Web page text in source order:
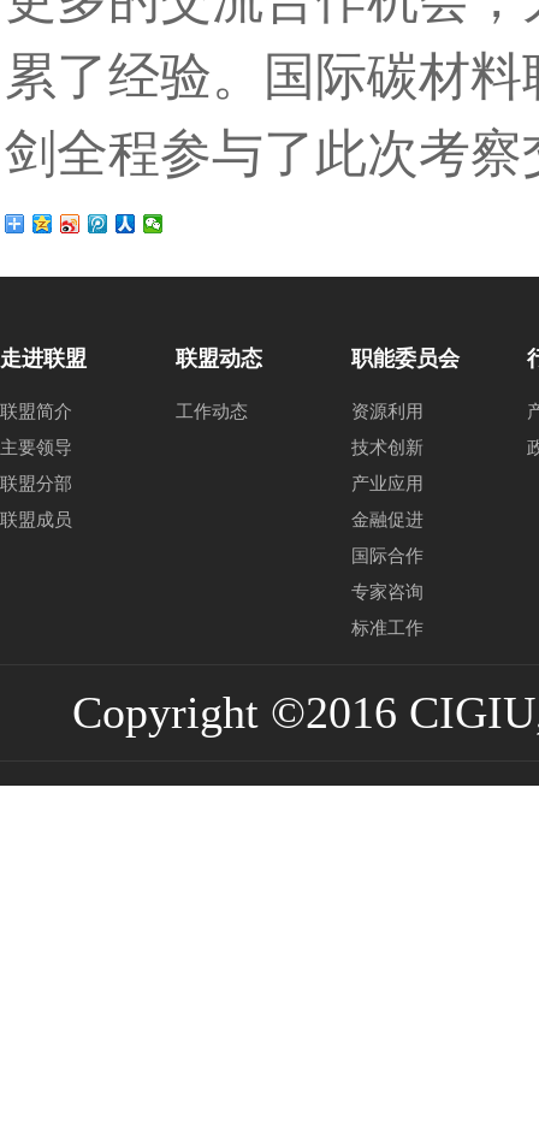
累了经验。国际碳材
剑全程参与了此次考察
走进联盟
联盟简介
主要领导
联盟分部
联盟成员
联盟动态
工作动态
职能委员会
资源利用
技术创新
产业应用
金融促进
国际合作
专家咨询
标准工作
Copyright ©2016